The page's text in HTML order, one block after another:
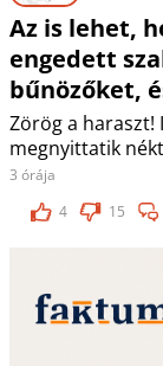
Az is lehet,
engedett
bűnözőket,
Zörög a haraszt!
megnyittatik
3 órája
4
15